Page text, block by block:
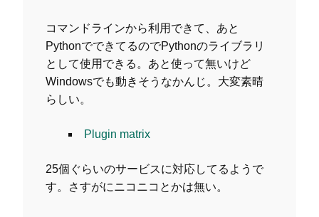
コマンドラインから利用できて、あと
PythonでできてるのでPythonのライブラリ
として使用できる。あと使って無いけど
Windowsでも動きそうなかんじ。大変素晴
らしい。
Plugin matrix
25個ぐらいのサービスに対応してるようで
す。さすがにニコニコとかは無い。